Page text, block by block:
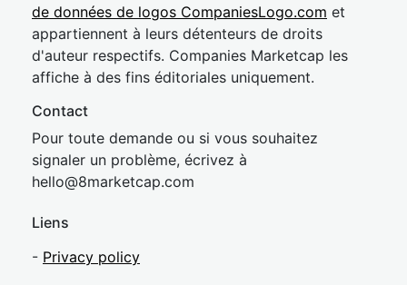
de données de logos CompaniesLogo.com et
appartiennent à leurs détenteurs de droits
d'auteur respectifs. Companies Marketcap les
affiche à des fins éditoriales uniquement.
Contact
Pour toute demande ou si vous souhaitez
signaler un problème, écrivez à
hello@8marketcap.com
Liens
- Privacy policy